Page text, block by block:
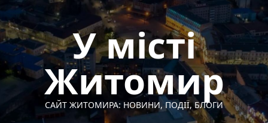
Перейти
до
вмісту
У місті
Житомир
САЙТ ЖИТОМИРА: НОВИНИ, ПОДІЇ, БЛОГИ